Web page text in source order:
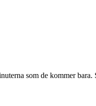
som de kommer